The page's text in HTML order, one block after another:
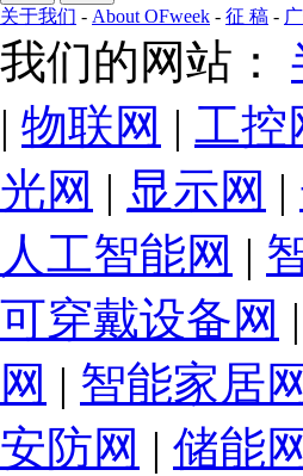
关于我们 - About OFweek - 征 稿 -
我们的网站：
| 物联网 | 工控
光网 | 显示网 |
人工智能网 |
可穿戴设备网 |
网 | 智能家居网
安防网 | 储能网